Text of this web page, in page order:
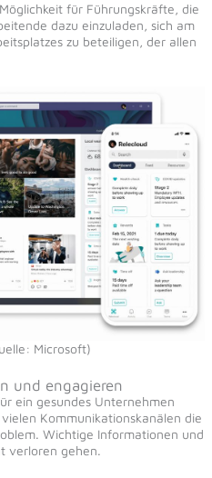
für Führungskräfte, die
dazu einzuladen, sich am
zu beteiligen, der allen
Microsoft)
und engagieren
ein gesundes Unternehmen
Kommunikationskanälen die
Wichtige Informationen und
verloren gehen.